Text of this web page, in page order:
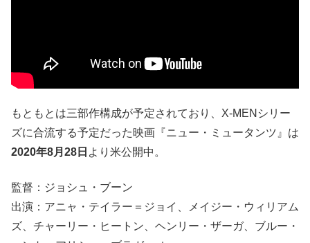
もともとは三部作構成が予定されており、X-MENシリー
ズに合流する予定だった映画『ニュー・ミュータンツ』は
2020年8月28日 より米公開中。
監督：ジョシュ・ブーン
出演：アニャ・テイラー＝ジョイ、メイジー・ウィリアム
ズ、チャーリー・ヒートン、ヘンリー・ザーガ、ブルー・